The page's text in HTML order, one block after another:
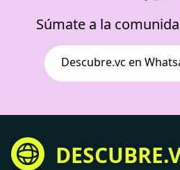
Súmate a la
Descubre.vc en